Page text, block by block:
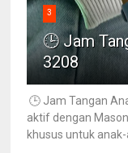
3
🕒 Jam
3208
🕒 Jam Tangan
aktif dengan
khusus untuk